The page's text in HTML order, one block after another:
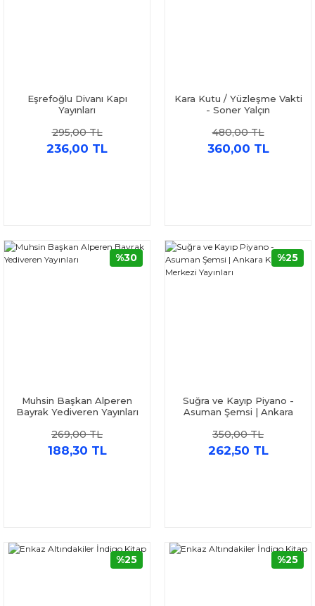
Eşrefoğlu Divanı Kapı
Yayınları
295,00 TL
236,00 TL
Kara Kutu / Yüzleşme Vakti
- Soner Yalçın
480,00 TL
360,00 TL
Muhsin Başkan Alperen
Bayrak Yediveren Yayınları
269,00 TL
188,30 TL
%30
Suğra ve Kayıp Piyano -
Asuman Şemsi | Ankara
350,00 TL
262,50 TL
%25
%25 %25